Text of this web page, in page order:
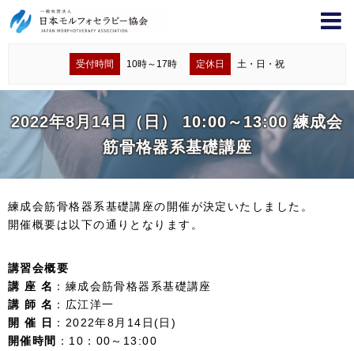
受付時間 10時～17時 定休日 土・日・祝
2022年8月14日（日） 10:00～13:00 練成会
筋骨格器系基礎講座
練成会筋骨格器系基礎講座の開催が決定いたしました。
開催概要は以下の通りとなります。
講習会概要
講 座 名 ：練成会筋骨格器系基礎講座
講 師 名 ：広江洋一
開 催 日 ：2022年8月14日(日)
開催時間 ：10：00～13:00